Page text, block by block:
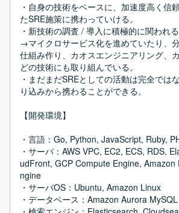
・自身の技術をベースに、加速度高く信
たSRE施策に携わっていける。
・新技術の調査 / 導入に積極的に関われる
→マイクロサービス化を進めていたり、
仕組み作り、カオスエンジニアリング、
どの技術にも取り組んでいる。
・まだまだSREとしての活動は完全では
り込みから携わることができる。
【開発環境】
・言語：Go, Python, JavaScript, Ruby,
・サーバ：AWS VPC, EC2, ECS, RDS,
udFront, GCP Compute Engine, Amazon
ngine
・サーバOS：Ubuntu, Amazon Linux
・データベース：Amazon Aurora MySQL